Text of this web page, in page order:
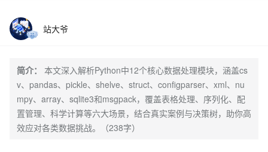
站大爷
简介：
本文深入解析Python中12个核心数据处理模块，涵盖cs
v、pandas、pickle、shelve、struct、configparser、xml、nu
mpy、array、sqlite3和msgpack，覆盖表格处理、序列化、配
置管理、科学计算等六大场景，结合真实案例与决策树，助你高
效应对各类数据挑战。（238字）